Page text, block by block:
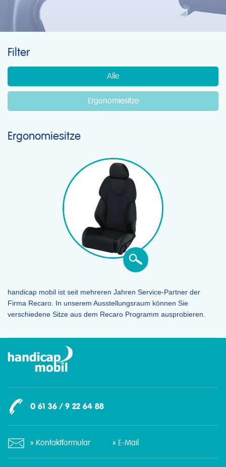
Filter
Alle
Ergonomiesitze
Ergonomiesitze
handicap mobil ist seit mehreren Jahren Service-Partner der
Firma Recaro. In unserem Ausstellungsraum können Sie
verschiedene Sitze aus dem Recaro Programm ausprobieren.
0 61 36 / 9 22 64 88
Kontaktformular E-Mail